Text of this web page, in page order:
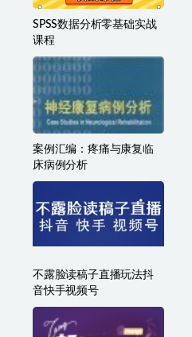
SPSS数据分析零基础实战
课程
案例汇编：疼痛与康复临
床病例分析
不露脸读稿子直播玩法抖
音快手视频号